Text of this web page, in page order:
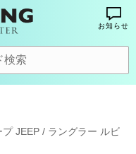
お知らせ
プ JEEP / ラングラー ルビ